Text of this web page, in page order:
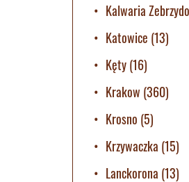
Kalwaria
Katowice (13)
Kęty(16)
Krakow (360)
Krosno (5)
Krzywaczka (15)
Lanckorona (13)